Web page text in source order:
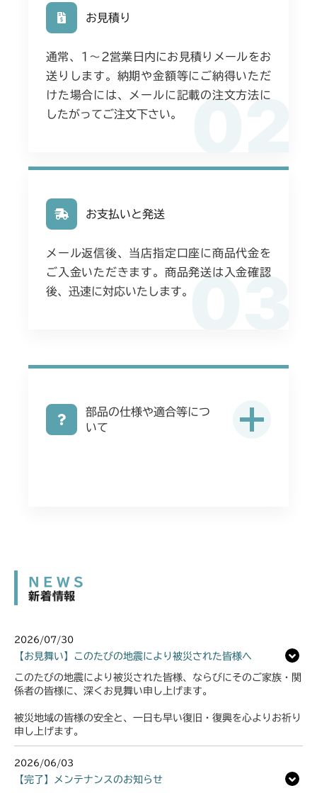
付 CE USA)
無)
付 CE USA)
本体 FIG15 ミッション(チャージポンプ
無) ガード付
CMX2402HC
無 日本)
本体 FIG12 ミッション(チャージポンプ
CMX2502
本体 FIG12 ミッション(チャージポンプ
付)
CMX2504
本体 FIG19 走行操作レバー(左ブレーキ
CMX2506YC/YCV/YCS
NO.1721154)
本体 FIG23 走行操作(NO.1721155
～)
CMX2508YC/YCS
NO.1750032)
本体 FIG23 走行操作レバー
02
お見積り
通常、1〜2営業日内にお見積りメールをお
送りします。納期や金額等にご納得いただ
けた場合には、メールに記載の注文方法に
したがってご注文下さい。
03
お支払いと発送
メール返信後、当店指定口座に商品代金を
ご入金いただきます。商品発送は入金確認
後、迅速に対応いたします。
部品の仕様や適合等につ
いて
NEWS
新着情報
2026/07/30
【お見舞い】このたびの地震により被災された皆様へ
このたびの地震により被災された皆様、ならびにそのご家族・関
係者の皆様に、深くお見舞い申し上げます。
被災地域の皆様の安全と、一日も早い復旧・復興を心よりお祈り
申し上げます。
2026/06/03
【完了】メンテナンスのお知らせ